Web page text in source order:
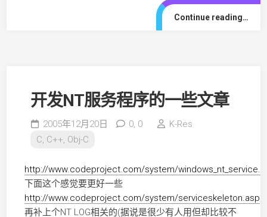
Continue reading…
开发NT服务程序的一些文章
2005年12月20日 0, 0
K-Res
C, C++, Obj-C
http://www.codeproject.com/system/
下面这个感觉要更好一些
http://www.codeproject.com/system/serviceskeleton.asp
再补上个NT LOG相关的(据说是很少有人用但却比较不